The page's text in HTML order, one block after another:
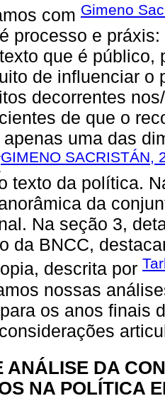
com Gimeno
processo e
que é público,
de influenciar o
decorrentes
de que o
uma das
GIMENO SACRISTÁN,
texto da política.
da
Na seção 3,
da BNCC,
descrita por
nossas
os anos finais
ANÁLISE DA
NA POLÍTICA